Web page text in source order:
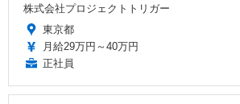
株式会社プロジェクトトリガー
東京都
月給29万円～40万円
正社員